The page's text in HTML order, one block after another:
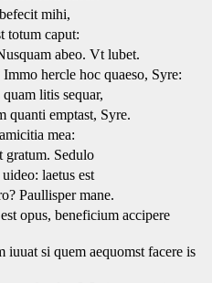
mihi,
totum caput:
abeo. Vt lubet.
hercle hoc quaeso, Syre:
litis sequar,
quanti emptast, Syre.
mea:
gratum. Sedulo
laetus est
Paullisper mane.
opus, beneficium accipere
iuuat si quem aequomst facere is